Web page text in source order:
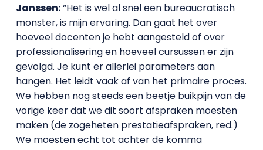
Janssen:“Het is wel al snel een bureaucratisch
monster, is mijn ervaring. Dan gaat het over
hoeveel docenten je hebt aangesteld of over
professionalisering en hoeveel cursussen er zijn
gevolgd. Je kunt er allerlei parameters aan
hangen. Het leidt vaak af van het primaire proces.
We hebben nog steeds een beetje buikpijn van de
vorige keer dat we dit soort afspraken moesten
maken (de zogeheten prestatieafspraken, red.)
We moesten echt tot achter de komma